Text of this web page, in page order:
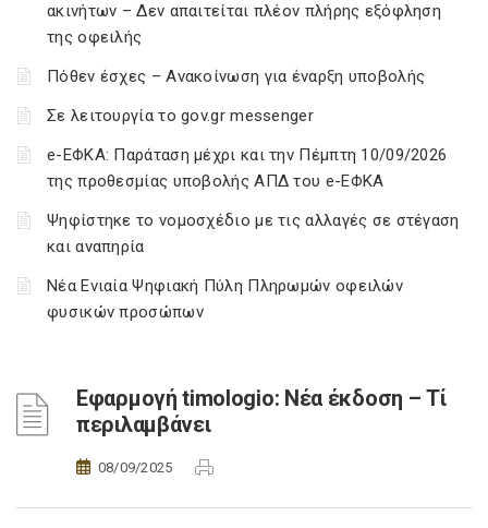
ακινήτων – Δεν απαιτείται πλέον πλήρης εξόφληση
της οφειλής
Πόθεν έσχες – Ανακοίνωση για έναρξη υποβολής
Σε λειτουργία το gov.gr messenger
e-ΕΦΚΑ: Παράταση μέχρι και την Πέμπτη 10/09/2026
της προθεσμίας υποβολής ΑΠΔ του e-ΕΦΚΑ
Ψηφίστηκε το νομοσχέδιο με τις αλλαγές σε στέγαση
και αναπηρία
Νέα Ενιαία Ψηφιακή Πύλη Πληρωμών οφειλών
φυσικών προσώπων
Εφαρμογή timologio: Νέα έκδοση – Τί
περιλαμβάνει
08/09/2025